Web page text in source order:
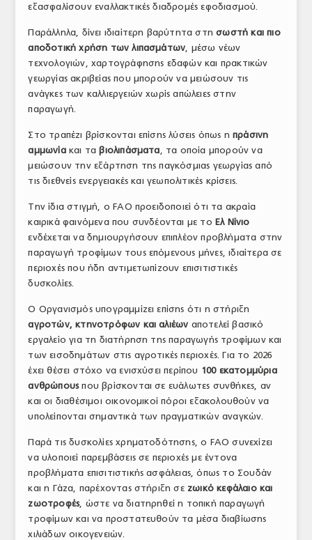
εξασφαλίσουν εναλλακτικές διαδρομές εφοδιασμού.
Παράλληλα, δίνει ιδιαίτερη βαρύτητα στησωστή και πιο
αποδοτική χρήση των λιπασμάτων, μέσω νέων
τεχνολογιών, χαρτογράφησης εδαφών και πρακτικών
γεωργίας ακριβείας που μπορούν να μειώσουν τις
ανάγκες των καλλιεργειών χωρίς απώλειες στην
παραγωγή.
Στο τραπέζι βρίσκονται επίσης λύσεις όπως η πράσινη
αμμωνίακαι ταβιολιπάσματα, τα οποία μπορούν να
μειώσουν την εξάρτηση της παγκόσμιας γεωργίας από
τις διεθνείς ενεργειακές και γεωπολιτικές κρίσεις.
Την ίδια στιγμή, ο FAO προειδοποιεί ότι τα ακραία
καιρικά φαινόμενα που συνδέονται με το Ελ Νίνιο
ενδέχεται να δημιουργήσουν επιπλέον προβλήματα στην
παραγωγή τροφίμων τους επόμενους μήνες, ιδιαίτερα σε
περιοχές που ήδη αντιμετωπίζουν επισιτιστικές
δυσκολίες.
Ο Οργανισμός υπογραμμίζει επίσης ότι η στήριξη
αγροτών, κτηνοτρόφων και αλιέων αποτελεί βασικό
εργαλείο για τη διατήρηση της παραγωγής τροφίμων και
των εισοδημάτων στις αγροτικές περιοχές. Για το 2026
έχει θέσει στόχο να ενισχύσει περίπου 100 εκατομμύρια
ανθρώπουςπου βρίσκονται σε ευάλωτες συνθήκες, αν
και οι διαθέσιμοι οικονομικοί πόροι εξακολουθούν να
υπολείπονται σημαντικά των πραγματικών αναγκών.
Παρά τις δυσκολίες χρηματοδότησης, ο FAO συνεχίζει
να υλοποιεί παρεμβάσεις σε περιοχές με έντονα
προβλήματα επισιτιστικής ασφάλειας, όπως το Σουδάν
και η Γάζα, παρέχοντας στήριξη σε ζωικό κεφάλαιο και
ζωοτροφές, ώστε να διατηρηθεί η τοπική παραγωγή
τροφίμων και να προστατευθούν τα μέσα διαβίωσης
χιλιάδων οικογενειών.